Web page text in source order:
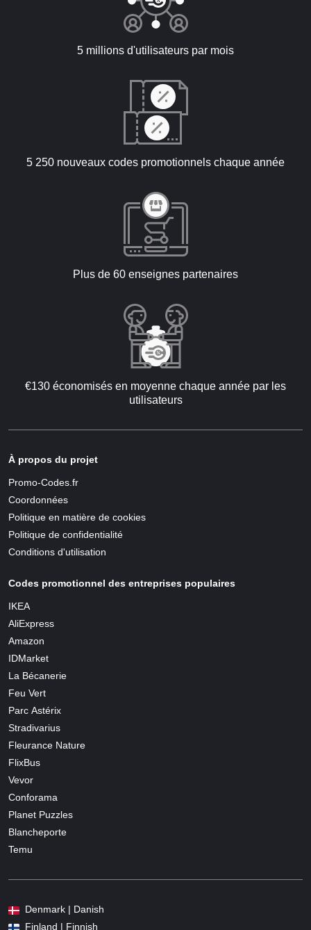
5 millions d'utilisateurs par mois
5 250 nouveaux codes promotionnels chaque année
Plus de 60 enseignes partenaires
€130 économisés en moyenne chaque année par les
utilisateurs
À propos du projet
Promo-Codes.fr
Coordonnées
Politique en matière de cookies
Politique de confidentialité
Conditions d'utilisation
Codes promotionnel des entreprises populaires
IKEA
AliExpress
Amazon
IDMarket
La Bécanerie
Feu Vert
Parc Astérix
Stradivarius
Fleurance Nature
FlixBus
Vevor
Conforama
Planet Puzzles
Blancheporte
Temu
Denmark | Danish
Finland | Finnish